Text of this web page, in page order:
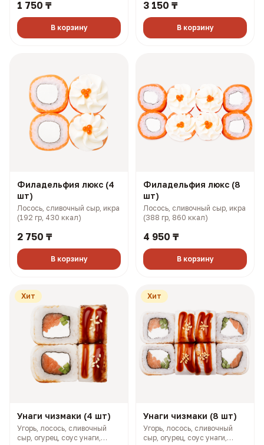
гр, 234 ккал)
1 750 ₸
В корзину
гр, 468 ккал)
3 150 ₸
В корзину
Филадельфия люкс (4
шт)
Лосось, сливочный сыр, икра
(192 гр, 430 ккал)
2 750 ₸
В корзину
Филадельфия люкс (8
шт)
Лосось, сливочный сыр, икра
(388 гр, 860 ккал)
4 950 ₸
В корзину
Хит
Унаги чизмаки (4 шт)
Угорь, лосось, сливочный
сыр, огурец, соус унаги,
Хит
Унаги чизмаки (8 шт)
Угорь, лосось, сливочный
сыр, огурец, соус унаги,